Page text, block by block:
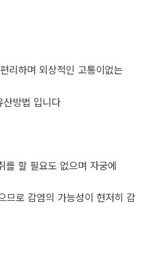
리하며 외상적인 고통이없는
산방법 입니다
를 할 필요도 없으며 자궁에
므로 감염의 가능성이 현저히 감